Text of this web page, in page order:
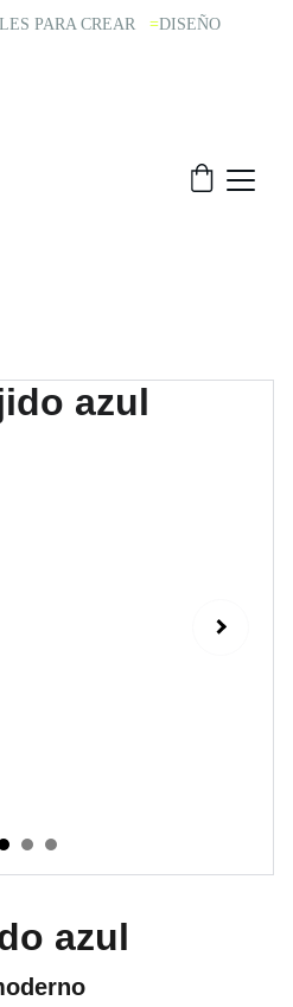
PARA CREAR =DISEÑO
azul